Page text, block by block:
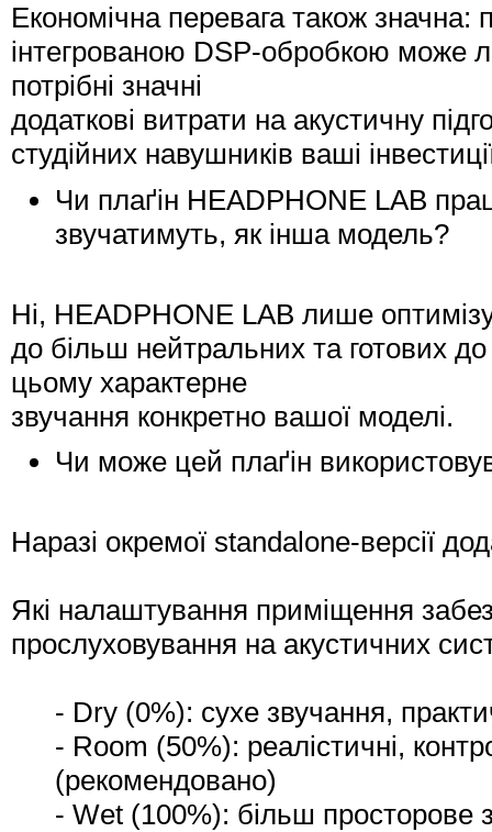
Економічна перевага також значна:
інтегрованою DSP-обробкою може
потрібні значні
додаткові витрати на акустичну
студійних навушників ваші
Чи плаґін HEADPHONE LAB
звучатимуть, як інша модель?
Ні, HEADPHONE LAB лише
до більш нейтральних та готових
цьому характерне
звучання конкретно вашої моделі.
Чи може цей плаґін
Наразі окремої standalone-версії
Які налаштування приміщення
прослуховування на акустичних
- Dry (0%): сухе звучання,
- Room (50%): реалістичні,
(рекомендовано)
- Wet (100%): більш просторове